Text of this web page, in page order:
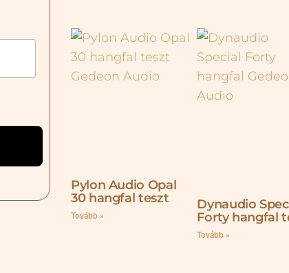
Pylon Audio Opal
30 hangfal teszt
Tovább »
Dynaudio
Forty hangfal
Tovább »